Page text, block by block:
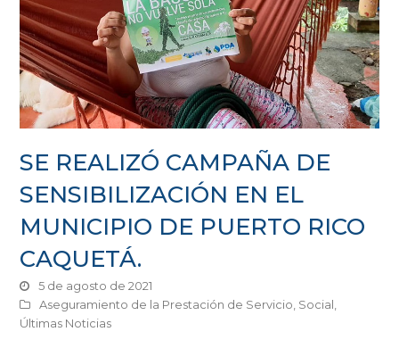
SE REALIZÓ CAMPAÑA DE
SENSIBILIZACIÓN EN EL
MUNICIPIO DE PUERTO RICO
CAQUETÁ.
5 de agosto de 2021
Aseguramiento de la Prestación de Servicio, Social,
Últimas Noticias